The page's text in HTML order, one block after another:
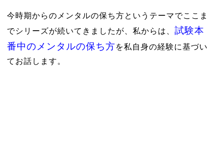
今時期からのメンタルの保ち方というテーマでここま
でシリーズが続いてきましたが、私からは、 試験本
番中のメンタルの保ち方を私自身の経験に基づい
てお話します。